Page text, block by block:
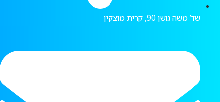
שד’ משה גושן 90, קרית מוצקין